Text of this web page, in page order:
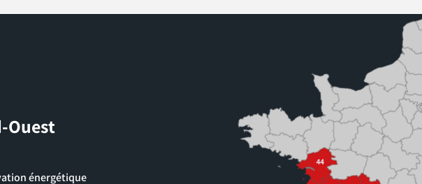
Ouest
énergétique